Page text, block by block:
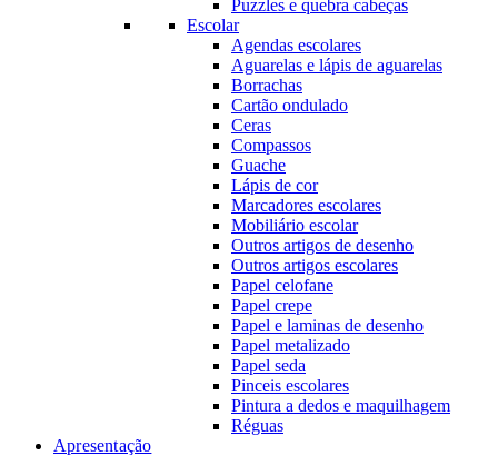
Puzzles e quebra cabeças
Escolar
Agendas escolares
Aguarelas e lápis de aguarelas
Borrachas
Cartão ondulado
Ceras
Compassos
Guache
Lápis de cor
Marcadores escolares
Mobiliário escolar
Outros artigos de desenho
Outros artigos escolares
Papel celofane
Papel crepe
Papel e laminas de desenho
Papel metalizado
Papel seda
Pinceis escolares
Pintura a dedos e maquilhagem
Réguas
Apresentação